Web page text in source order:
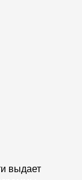
выдает